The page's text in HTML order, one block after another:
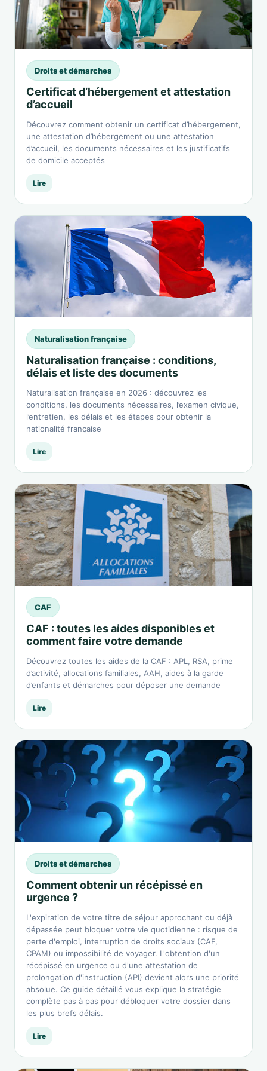
Droits et démarches
Certificat d’hébergement et attestation
d’accueil
Découvrez comment obtenir un certificat d’hébergement,
une attestation d’hébergement ou une attestation
d’accueil, les documents nécessaires et les justificatifs
de domicile acceptés
Lire
Naturalisation française
Naturalisation française : conditions,
délais et liste des documents
Naturalisation française en 2026 : découvrez les
conditions, les documents nécessaires, l’examen civique,
l’entretien, les délais et les étapes pour obtenir la
nationalité française
Lire
CAF
CAF : toutes les aides disponibles et
comment faire votre demande
Découvrez toutes les aides de la CAF : APL, RSA, prime
d’activité, allocations familiales, AAH, aides à la garde
d’enfants et démarches pour déposer une demande
Lire
Droits et démarches
Comment obtenir un récépissé en
urgence ?
L'expiration de votre titre de séjour approchant ou déjà
dépassée peut bloquer votre vie quotidienne : risque de
perte d'emploi, interruption de droits sociaux (CAF,
CPAM) ou impossibilité de voyager. L'obtention d'un
récépissé en urgence ou d'une attestation de
prolongation d'instruction (API) devient alors une priorité
absolue. Ce guide détaillé vous explique la stratégie
complète pas à pas pour débloquer votre dossier dans
les plus brefs délais.
Lire